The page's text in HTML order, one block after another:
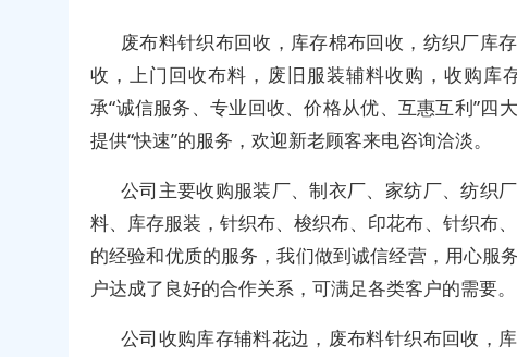
废布料针织布回收，库存棉布回收，纺织厂库
收，上门回收布料，废旧服装辅料收购，收购库
承“诚信服务、专业回收、价格从优、互惠互利”四
提供“快速”的服务，欢迎新老顾客来电咨询洽淡。
公司主要收购服装厂、制衣厂、家纺厂、纺织
料、库存服装，针织布、梭织布、印花布、针织布
的经验和优质的服务，我们做到诚信经营，用心服
户达成了良好的合作关系，可满足各类客户的需要。
公司收购库存辅料花边，废布料针织布回收，